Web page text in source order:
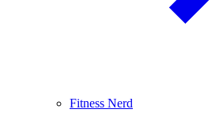
Fitness Nerd